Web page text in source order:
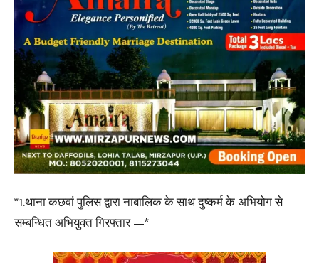
*1.थाना कछवां पुलिस द्वारा नाबालिक के साथ दुष्कर्म के अभियोग से
सम्बन्धित अभियुक्त गिरफ्तार —*